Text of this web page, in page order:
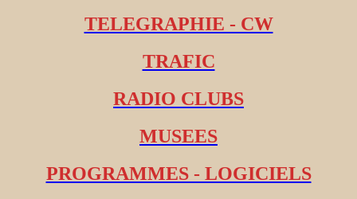
TELEGRAPHIE - CW
TRAFIC
RADIO CLUBS
MUSEES
PROGRAMMES - LOGICIELS